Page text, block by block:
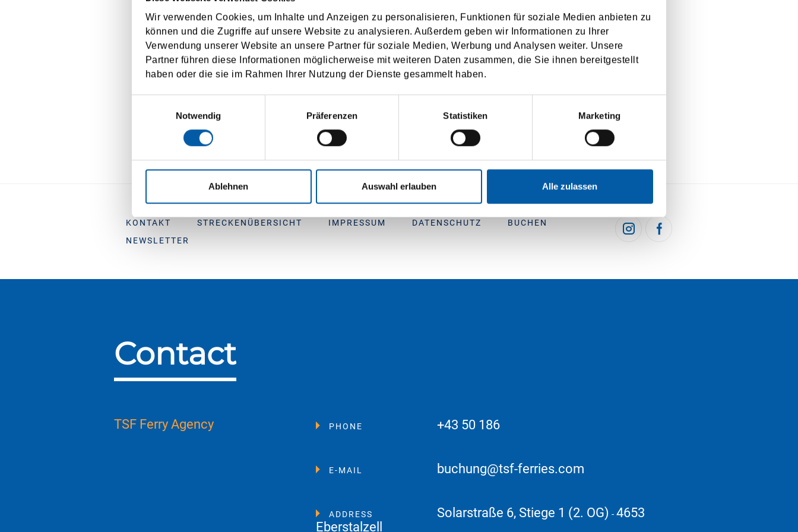
Wir verwenden Cookies, um Inhalte und Anzeigen zu personalisieren, Funktionen für soziale Medien anbieten zu
können und die Zugriffe auf unsere Website zu analysieren. Außerdem geben wir Informationen zu Ihrer
Verwendung unserer Website an unsere Partner für soziale Medien, Werbung und Analysen weiter. Unsere
Partner führen diese Informationen möglicherweise mit weiteren Daten zusammen, die Sie ihnen bereitgestellt
haben oder die sie im Rahmen Ihrer Nutzung der Dienste gesammelt haben.
Notwendig
Präferenzen Statistiken Marketing
Ablehnen Auswahl erlauben Alle zulassen
Camion de pana la 20 m, inclusiv 1 sofer EU 194,-
Camion peste 20 m, inclusiv 1 sofer max. 100t EU 261,-
Toate prețurile se bazează pe tarifele actuale, pot fi modificate până la contractul final. Operatorul
prețurile pentru o singură călătorie, dacă nu se specifică altfel!
KONTAKT STRECKENÜBERSICHT IMPRESSUM DATENSCHUTZ
BUCHEN
NEWSLETTER
Contact
TSF Ferry Agency PHONE +43 50 186
E-MAIL buchung@tsf-ferries.com
ADDRESS Solarstraße 6, Stiege 1 (2. OG) - 4653
Eberstalzell